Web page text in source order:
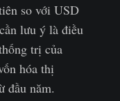
so với USD
lưu ý là điều
trị của
hóa thị
đầu năm.